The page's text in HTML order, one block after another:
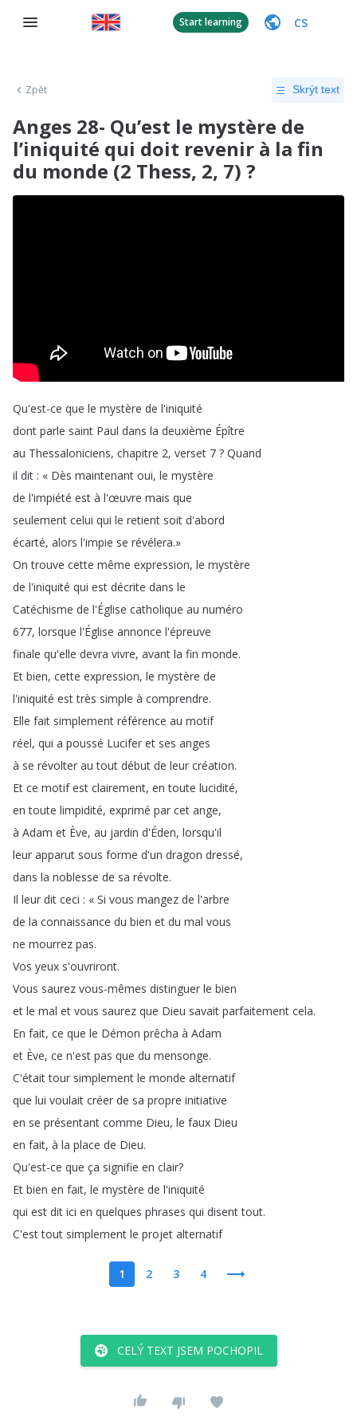
Start learning CS
Zpět Skrýt text
Anges 28- Qu’est le mystère de
l’iniquité qui doit revenir à la fin
du monde (2 Thess, 2, 7) ?
Qu'est-ce que le mystère de l'iniquité
dont parle saint Paul dans la deuxième Épître
au Thessaloniciens, chapitre 2, verset 7 ? Quand
il dit : « Dès maintenant oui, le mystère
de l'impiété est à l'œuvre mais que
seulement celui qui le retient soit d'abord
écarté, alors l'impie se révélera.»
On trouve cette même expression, le mystère
de l'iniquité qui est décrite dans le
Catéchisme de l'Église catholique au numéro
677, lorsque l'Église annonce l'épreuve
finale qu'elle devra vivre, avant la fin monde.
Et bien, cette expression, le mystère de
l'iniquité est très simple à comprendre.
Elle fait simplement référence au motif
réel, qui a poussé Lucifer et ses anges
à se révolter au tout début de leur création.
Et ce motif est clairement, en toute lucidité,
en toute limpidité, exprimé par cet ange,
à Adam et Ève, au jardin d'Éden, lorsqu'il
leur apparut sous forme d'un dragon dressé,
dans la noblesse de sa révolte.
Il leur dit ceci : « Si vous mangez de l'arbre
de la connaissance du bien et du mal vous
ne mourrez pas.
Vos yeux s'ouvriront.
Vous saurez vous-mêmes distinguer le bien
et le mal et vous saurez que Dieu savait parfaitement cela.
En fait, ce que le Démon prêcha à Adam
et Ève, ce n'est pas que du mensonge.
C'était tour simplement le monde alternatif
que lui voulait créer de sa propre initiative
en se présentant comme Dieu, le faux Dieu
en fait, à la place de Dieu.
Qu'est-ce que ça signifie en clair?
Et bien en fait, le mystère de l'iniquité
qui est dit ici en quelques phrases qui disent tout.
C'est tout simplement le projet alternatif
1 2 3 4
CELÝ TEXT JSEM POCHOPIL